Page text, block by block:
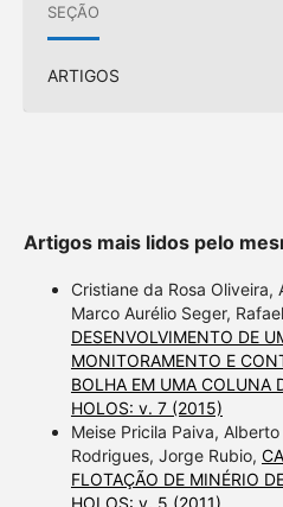
SEÇÃO
ARTIGOS
Artigos mais lidos pelo
Cristiane da Rosa Oliveira,
Marco Aurélio Seger,
DESENVOLVIMENTO DE
MONITORAMENTO E
BOLHA EM UMA COLUNA
HOLOS: v. 7 (2015)
Meise Pricila Paiva,
Rodrigues, Jorge Rubio,
FLOTAÇÃO DE MINÉRIO